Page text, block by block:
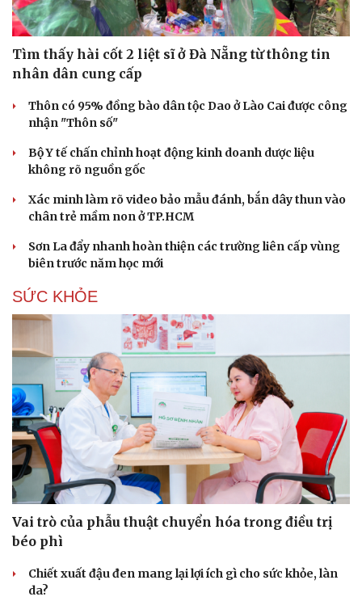
Tìm thấy hài cốt 2 liệt sĩ ở Đà Nẵng từ thông tin
nhân dân cung cấp
Thôn có 95% đồng bào dân tộc Dao ở Lào Cai được công
nhận "Thôn số"
Bộ Y tế chấn chỉnh hoạt động kinh doanh dược liệu
không rõ nguồn gốc
Xác minh làm rõ video bảo mẫu đánh, bắn dây thun vào
chân trẻ mầm non ở TP.HCM
Sơn La đẩy nhanh hoàn thiện các trường liên cấp vùng
biên trước năm học mới
SỨC KHỎE
Vai trò của phẫu thuật chuyển hóa trong điều trị
béo phì
Chiết xuất đậu đen mang lại lợi ích gì cho sức khỏe, làn
da?